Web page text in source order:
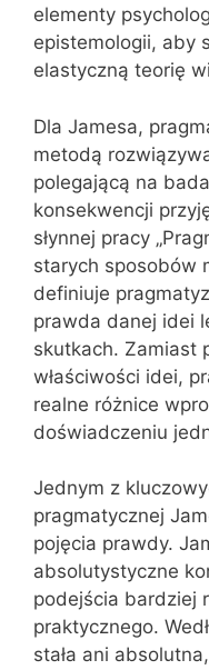
elementy
epistemologii, aby
elastyczną teorię
Dla Jamesa,
metodą
polegającą na
konsekwencji
słynnej pracy
starych sposobów
definiuje
prawda danej idei
skutkach. Zamiast
właściwości idei,
realne różnice
doświadczeniu
Jednym z
pragmatycznej
pojęcia prawdy.
absolutystyczne
podejścia bardziej
praktycznego.
stała ani